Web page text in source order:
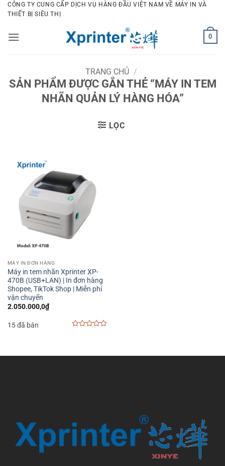
Bỏ
qua
dung
CÔNG TY CUNG CẤP DỊCH VỤ HÀNG ĐẦU VIỆT NAM VỀ MÁY IN VÀ
THIẾT BỊ SIÊU THỊ
0
TRANG CHỦ /
SẢN PHẨM ĐƯỢC GẮN THẺ “MÁY IN TEM
NHÃN QUẢN LÝ HÀNG HÓA”
LỌC
MÁY IN ĐƠN HÀNG
Máy in tem nhãn Xprinter XP-
470B (USB+LAN) | In đơn hàng
Shopee, TikTok Shop | Miễn phí
vận chuyển
2.050.000,0₫
15 đã bán
5